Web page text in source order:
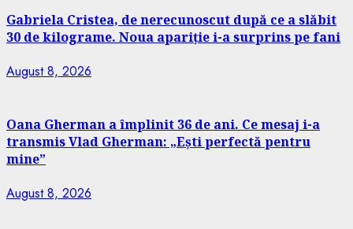
Gabriela Cristea, de nerecunoscut după ce a slăbit
30 de kilograme. Noua apariție i-a surprins pe fani
August 8, 2026
Oana Gherman a împlinit 36 de ani. Ce mesaj i-a
transmis Vlad Gherman: „Ești perfectă pentru
mine”
August 8, 2026